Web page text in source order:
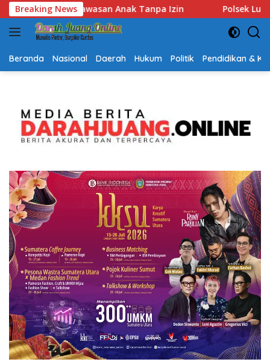
Langsung
ke
konten
Breaking News
Polsek Lubuk Baja Amankan Dua Tersangka Beserta
Beranda Nasional Daerah Hukum Politik Pendidikan &